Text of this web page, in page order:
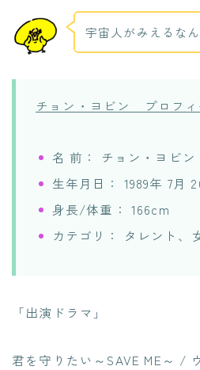
宇宙人がみえるな
チョン・ヨビン プロフィ
名 前： チョン・ヨビン
生年月日： 1989年 7月
身長/体重： 166cm
カテゴリ： タレント、
「出演ドラマ」
君を守りたい～SAVE ME～ /